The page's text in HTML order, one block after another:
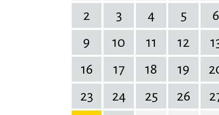
2
3 4 5 6
9
10 11 12
16
17 18 19
23
24 25 26